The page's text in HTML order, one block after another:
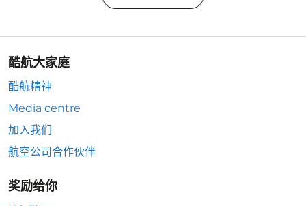
酷航大家庭
酷航精神
Media centre
加入我们
航空公司合作伙伴
奖励给你